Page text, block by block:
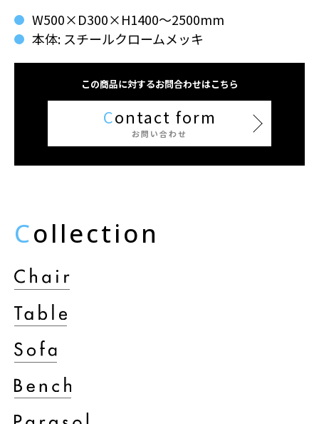
W500×D300×H1400～2500mm
本体: スチールクロームメッキ
この商品に対するお問合わせはこちら
Contact form
お問い合わせ
Collection